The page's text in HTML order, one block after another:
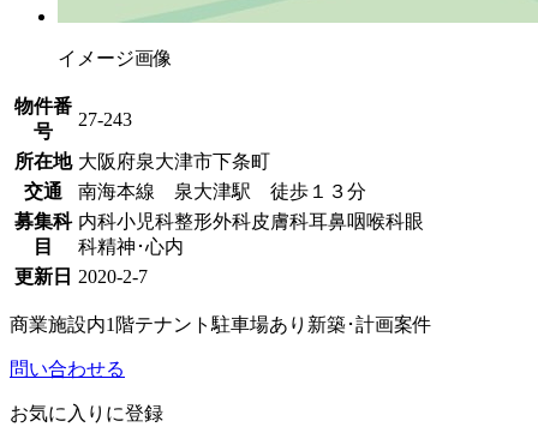
イメージ画像
物件番
号
27-243
所在地 大阪府泉大津市下条町
交通
南海本線 泉大津駅 徒歩１３分
募集科
目
内科小児科整形外科皮膚科耳鼻咽喉科眼
科精神･心内
更新日 2020-2-7
商業施設内1階テナント 駐車場あり 新築･計画案件
問い合わせる
お気に入りに登録